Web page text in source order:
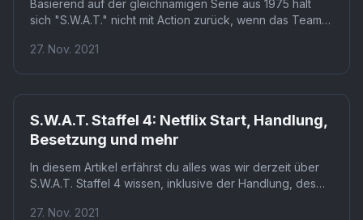
Basierend auf der gleichnamigen Serie aus 1975 hält
sich "S.W.A.T." nicht mit Action zurück, wenn das Team
27. Nov. 2021
S.W.A.T. Staffel 4: Netflix Start, Handlung,
Besetzung und mehr
In diesem Artikel erfährst du alles was wir derzeit über
S.W.A.T. Staffel 4 wissen, inklusive der Handlung, des
27. Nov. 2021